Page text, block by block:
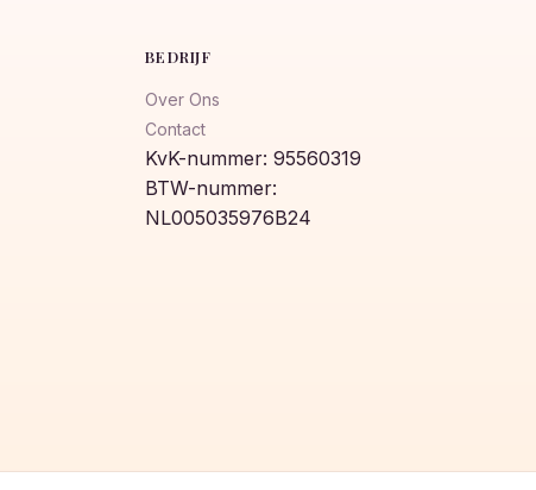
BEDRIJF
Over Ons
Contact
KvK-nummer: 95560319
BTW-nummer:
NL005035976B24